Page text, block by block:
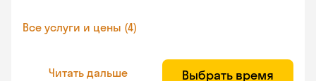
Все услуги и цены (4)
Читать дальше Выбрать время